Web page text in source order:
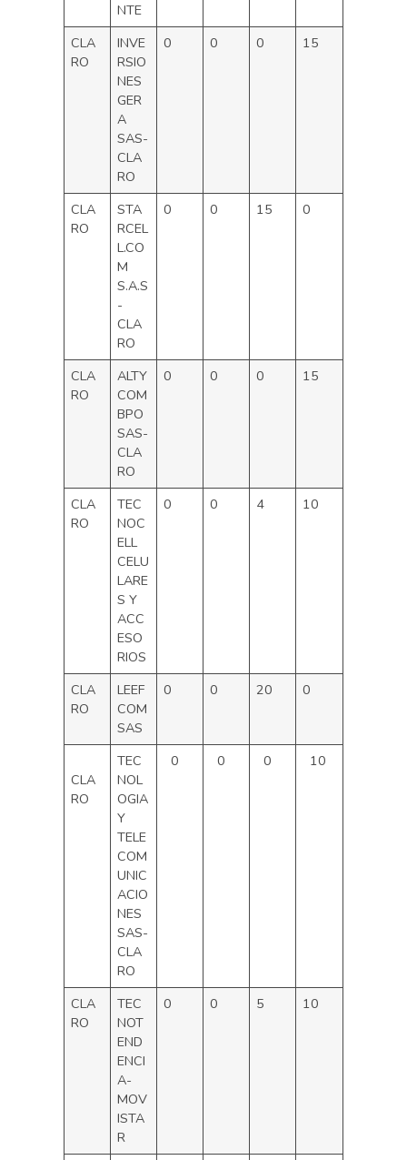
NTE
CLA
RO
INVE
RSIO
NES
GER
A
SAS-
CLA
RO
0 0 0 15
CLA
RO
STA
RCEL
L.CO
M
S.A.S
-
CLA
RO
0 0 15 0
CLA
RO
ALTY
COM
BPO
SAS-
CLA
RO
0 0 0 15
CLA
RO
TEC
NOC
ELL
CELU
LARE
S Y
ACC
ESO
RIOS
0 0 4 10
CLA
RO
LEEF
COM
SAS
0 0 20 0
CLA
RO
TEC
NOL
OGIA
Y
TELE
COM
UNIC
ACIO
NES
SAS-
CLA
RO
0 0 0 10
CLA
RO
TEC
NOT
END
ENCI
A-
MOV
ISTA
R
0 0 5 10